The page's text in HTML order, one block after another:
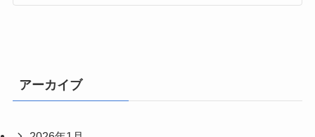
いと思い、このブログを始めました。初学者でも楽し